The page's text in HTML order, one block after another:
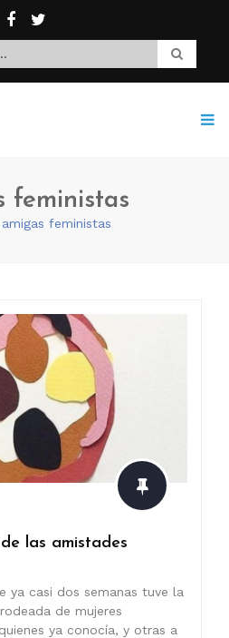
feministas
amigas feministas
las amistades
ya casi dos semanas tuve la
de mujeres
ya conocía, y otras a